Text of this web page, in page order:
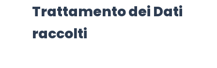
Trattamento dei Dati
raccolti